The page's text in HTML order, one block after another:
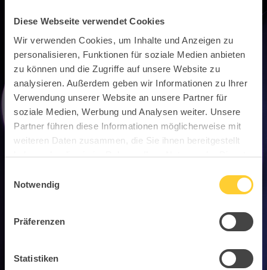
Diese Webseite verwendet Cookies
Wir verwenden Cookies, um Inhalte und Anzeigen zu
personalisieren, Funktionen für soziale Medien anbieten
zu können und die Zugriffe auf unsere Website zu
analysieren. Außerdem geben wir Informationen zu Ihrer
Verwendung unserer Website an unsere Partner für
soziale Medien, Werbung und Analysen weiter. Unsere
Partner führen diese Informationen möglicherweise mit
weiteren Daten zusammen, die Sie ihnen bereitgestellt
haben oder die sie im Rahmen Ihrer Nutzung der Dienste
Notwendig
Präferenzen
Statistiken